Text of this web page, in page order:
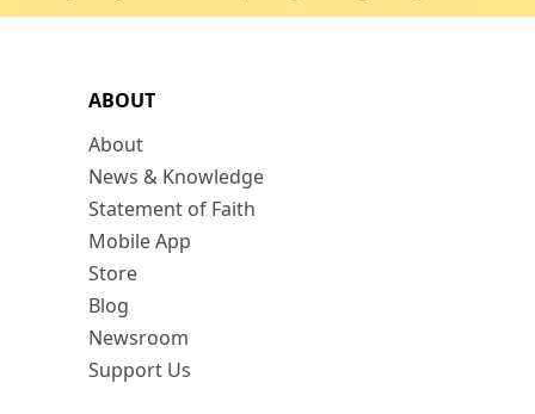
ABOUT
About
News & Knowledge
Statement of Faith
Mobile App
Store
Blog
Newsroom
Support Us